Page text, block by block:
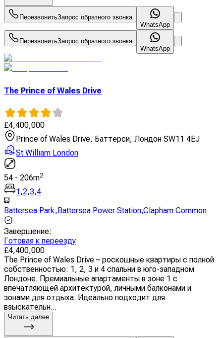
ПерезвонитьЗапрос обратного звонка
WhatsApp
ПерезвонитьЗапрос обратного звонка
WhatsApp
The Prince of Wales Drive
£4,400,000
Prince of Wales Drive, Баттерси, Лондон SW11 4EJ
St William London
54 - 206m2
1,2,3,4
Battersea Park,Battersea Power Station,Clapham Common
Завершение:
Готовая к переезду
£4,400,000
The Prince of Wales Drive – роскошные квартиры с полной
собственностью: 1, 2, 3 и 4 спальни в юго-западном
Лондоне. Премиальные апартаменты в зоне 1 с
впечатляющей архитектурой, личными балконами и
зонами для отдыха. Идеально подходит для
взыскательн...
Читать далее